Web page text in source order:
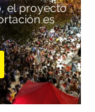
el proyecto
es